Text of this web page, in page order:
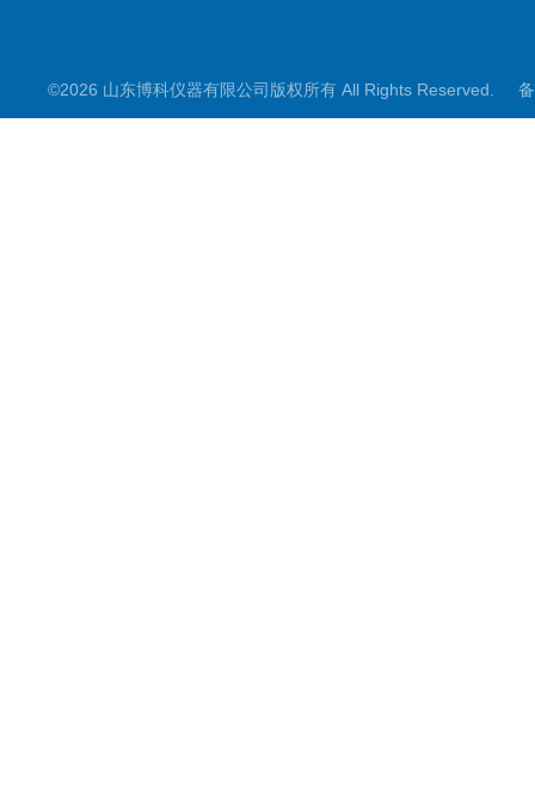
©2026 山东博科仪器有限公司版权所有 All Rights Reserved.